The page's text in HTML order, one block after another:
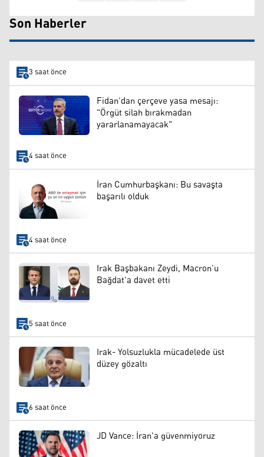
Son Haberler
3 saat önce
Fidan’dan çerçeve yasa mesajı:
"Örgüt silah bırakmadan
yararlanamayacak"
4 saat önce
İran Cumhurbaşkanı: Bu savaşta
başarılı olduk
4 saat önce
Irak Başbakanı Zeydi, Macron’u
Bağdat'a davet etti
5 saat önce
Irak- Yolsuzlukla mücadelede üst
düzey gözaltı
6 saat önce
JD Vance: İran'a güvenmiyoruz